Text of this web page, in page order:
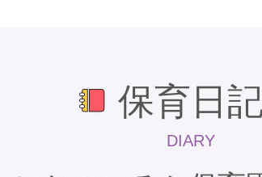
保育日
DIARY